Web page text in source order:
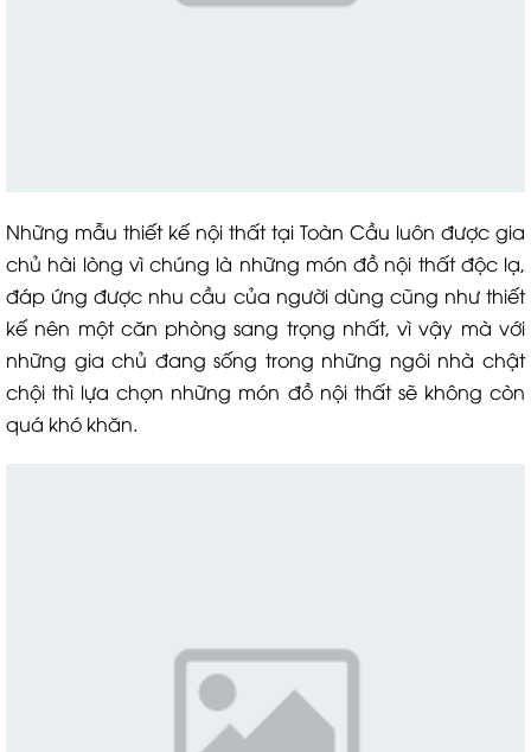
Những mẫu thiết kế nội thất tại Toàn Cầu luôn được gia
chủ hài lòng vì chúng là những món đồ nội thất độc lạ,
đáp ứng được nhu cầu của người dùng cũng như thiết
kế nên một căn phòng sang trọng nhất, vì vậy mà với
những gia chủ đang sống trong những ngôi nhà chật
chội thì lựa chọn những món đồ nội thất sẽ không còn
quá khó khăn.